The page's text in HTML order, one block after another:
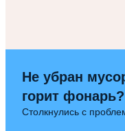
Не убран
горит фонарь?
Столкнулись с